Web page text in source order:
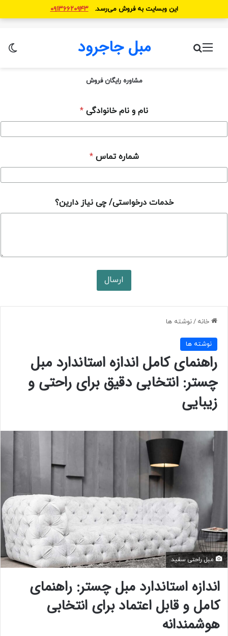
این وبسایت به فروش می‌رسد. ۰۹۱۳۶۶۲۰۹۴۳
مبل جاجرود منو
مشاوره رایگان فروش
نام و نام خانوادگی *
شماره تماس*
د
م
م
خدمات درخواستی/ چی نیاز دارین؟
ارسال
خانه /نوشته ها
نوشته ها
راهنمای کامل اندازه استاندارد مبل
چستر: انتخابی دقیق برای راحتی و
زیبایی
مبل راحتی سفید
اندازه استاندارد مبل چستر: راهنمای
کامل و قابل اعتماد برای انتخابی
هوشمندانه